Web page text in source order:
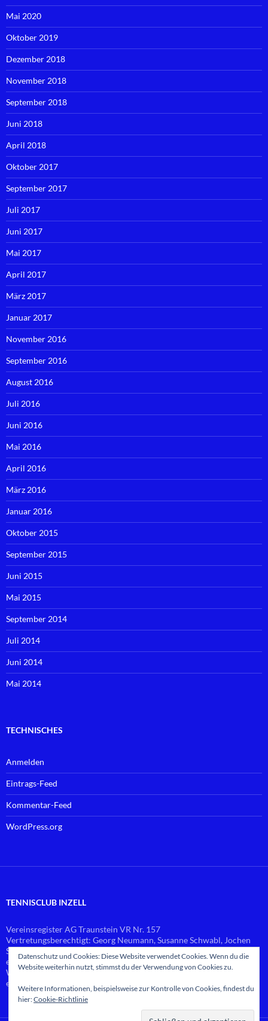
Mai 2020
Oktober 2019
Dezember 2018
November 2018
September 2018
Juni 2018
April 2018
Oktober 2017
September 2017
Juli 2017
Juni 2017
Mai 2017
April 2017
März 2017
Januar 2017
November 2016
September 2016
August 2016
Juli 2016
Juni 2016
Mai 2016
April 2016
März 2016
Januar 2016
Oktober 2015
September 2015
Juni 2015
Mai 2015
September 2014
Juli 2014
Juni 2014
Mai 2014
TECHNISCHES
Anmelden
Eintrags-Feed
Kommentar-Feed
WordPress.org
TENNISCLUB INZELL
Vereinsregister AG Traunstein VR Nr. 157
Vertretungsberechtigt: Georg Neumann, Susanne Schwabl, Jochen
Schlierf
email:vorstand@tennis-inzell.de
Web-Master: Georg Neumann
email:
Datenschutz und Cookies: Diese Website verwendet Cookies. Wenn du die
Website weiterhin nutzt, stimmst du der Verwendung von Cookies zu.
Weitere Informationen, beispielsweise zur Kontrolle von Cookies, findest du
hier:Cookie-Richtlinie